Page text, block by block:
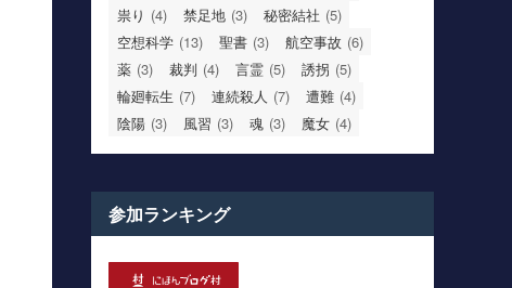
祟り (4) 禁足地 (3) 秘密結社 (5)
空想科学 (13) 聖書 (3) 航空事故 (6)
薬 (3) 裁判 (4) 言霊 (5) 誘拐 (5)
輪廻転生 (7) 連続殺人 (7) 遭難 (4)
陰陽 (3) 風習 (3) 魂 (3) 魔女 (4)
参加ランキング